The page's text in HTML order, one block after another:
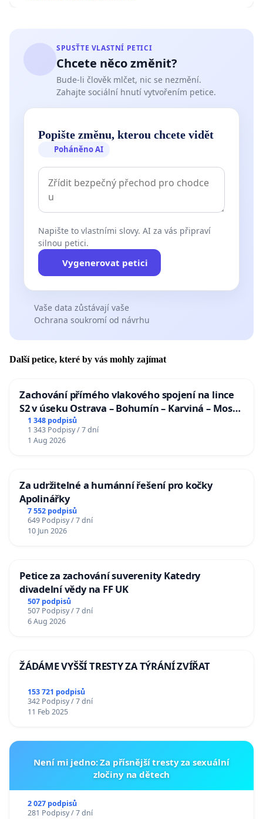
SPUSŤTE VLASTNÍ PETICI
Chcete něco změnit?
Bude-li člověk mlčet, nic se nezmění.
Zahajte sociální hnutí vytvořením petice.
Popište změnu, kterou chcete vidět
Poháněno AI
Napište to vlastními slovy. AI za vás připraví
silnou petici.
Vygenerovat petici
Vaše data zůstávají vaše
Ochrana soukromí od návrhu
Další petice, které by vás mohly zajímat
Zachování přímého vlakového spojení na lince
S2 v úseku Ostrava – Bohumín – Karviná – Mosty
u Jablunkova
1 348 podpisů
1 343 Podpisy / 7 dní
1 Aug 2026
Za udržitelné a humánní řešení pro kočky
Apolinářky
7 552 podpisů
649 Podpisy / 7 dní
10 Jun 2026
Petice za zachování suverenity Katedry
divadelní vědy na FF UK
507 podpisů
507 Podpisy / 7 dní
6 Aug 2026
ŽÁDÁME VYŠŠÍ TRESTY ZA TÝRÁNÍ ZVÍŘAT
153 721 podpisů
342 Podpisy / 7 dní
11 Feb 2025
Není mi jedno: Za přísnější tresty za sexuální
zločiny na dětech
2 027 podpisů
281 Podpisy / 7 dní